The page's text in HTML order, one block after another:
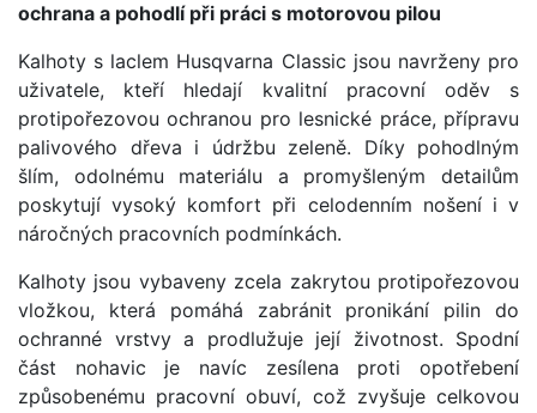
ochrana a pohodlí při práci s motorovou pilou
Kalhoty s laclem Husqvarna Classic jsou navrženy pro
uživatele, kteří hledají kvalitní pracovní oděv s
protipořezovou ochranou pro lesnické práce, přípravu
palivového dřeva i údržbu zeleně. Díky pohodlným
šlím, odolnému materiálu a promyšleným detailům
poskytují vysoký komfort při celodenním nošení i v
náročných pracovních podmínkách.
Kalhoty jsou vybaveny zcela zakrytou protipořezovou
vložkou, která pomáhá zabránit pronikání pilin do
ochranné vrstvy a prodlužuje její životnost. Spodní
část nohavic je navíc zesílena proti opotřebení
způsobenému pracovní obuví, což zvyšuje celkovou